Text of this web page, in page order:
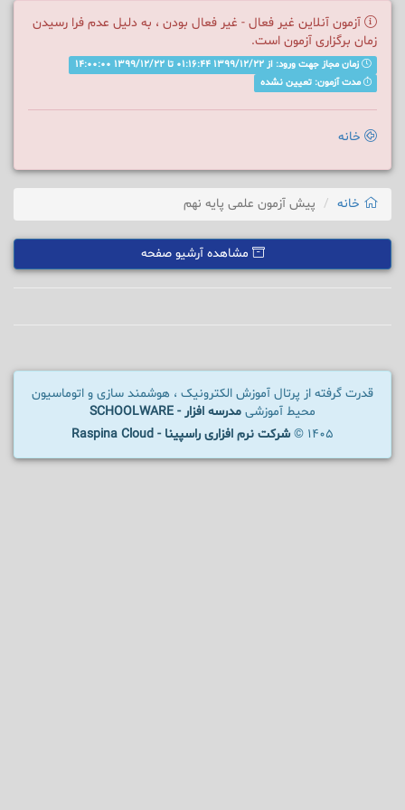
آزمون آنلاین غیر فعال - غیر فعال بودن ، به دلیل عدم فرا رسیدن
زمان برگزاری آزمون است.
زمان مجاز جهت ورود: از 1399/12/22 01:16:44 تا 1399/12/22 14:00:00
مدت آزمون: تعیین نشده
خانه
خانه پیش آزمون علمی پایه نهم
مشاهده آرشیو صفحه
قدرت گرفته از پرتال آموزش الکترونیک ، هوشمند سازی و اتوماسیون
محیط آموزشی مدرسه افزار - SCHOOLWARE
1405 ©
شرکت نرم افزاری راسپینا - Raspina Cloud